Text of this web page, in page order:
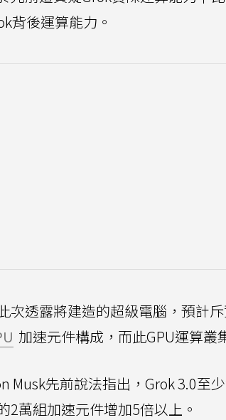
背後運算能力。
次透露將建造的超級電腦，預計
加速元件構成，而此GPU運算叢
Musk先前說法指出，Grok 3.0至
2萬組加速元件增加5倍以上。